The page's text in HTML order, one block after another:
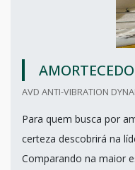
AVD ANTI-VIBRATION
Para quem busca por
certeza descobrirá na
Comparando na maior